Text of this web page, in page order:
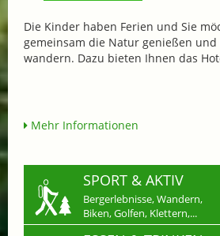
Die Kinder haben Ferien und Sie
gemeinsam die Natur genießen
wandern. Dazu bieten Ihnen das
Mehr Informationen
SPORT & AKTIV
Bergerlebnisse, Wandern,
Biken, Golfen, Klettern,...